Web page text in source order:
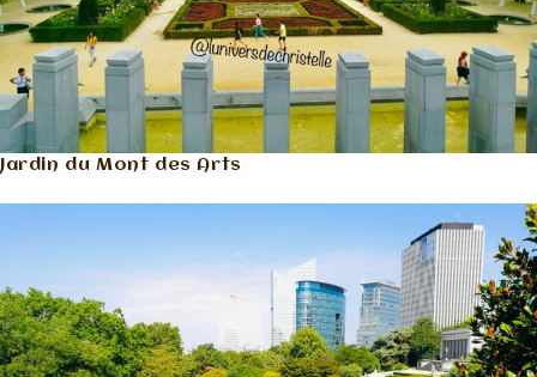
Jardin du Mont des Arts